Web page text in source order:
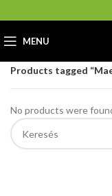
MENU
GeekHub
Products tagged
No products were